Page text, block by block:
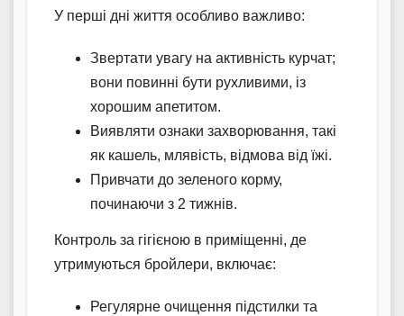
У перші дні життя особливо важливо:
Звертати увагу на активність курчат;
вони повинні бути рухливими, із
хорошим апетитом.
Виявляти ознаки захворювання, такі
як кашель, млявість, відмова від їжі.
Привчати до зеленого корму,
починаючи з 2 тижнів.
Контроль за гігієною в приміщенні, де
утримуються бройлери, включає:
Регулярне очищення підстилки та